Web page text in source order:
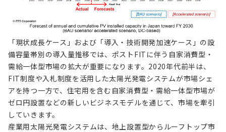
「現状成長ケース」および「導入・技術開発加速ケース」の設
備容量帯別の導入量推移では、ポストFITに伴う自家消費型・
需給一体型市場の拡大が重要になります。2020年代前半は、
FIT制度や入札制度を活用した太陽光発電システムが市場シェ
アを持つ一方で、住宅用を含む自家消費型・需給一体型市場が
ゼロ円設置などの新しいビジネスモデルを通じて、市場を牽引
していきます。
産業用太陽光発電システムは、地上設置型からルーフトップ市